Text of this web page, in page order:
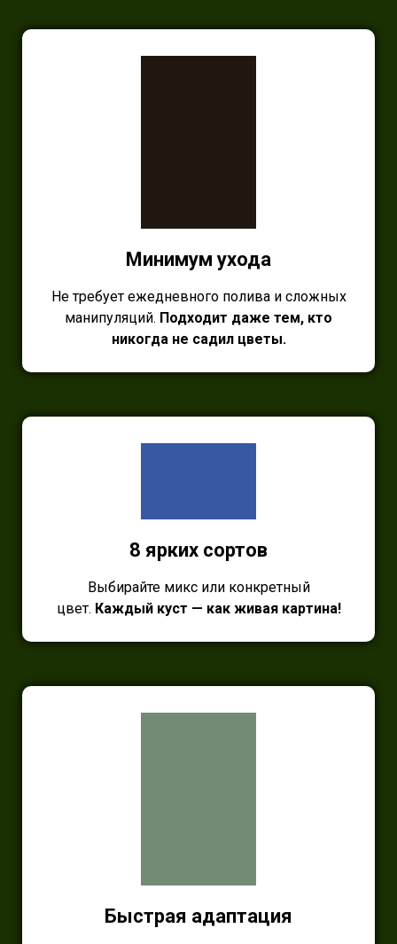
Минимум ухода
Не требует ежедневного полива и сложных
манипуляций. Подходит даже тем, кто
никогда не садил цветы.
8 ярких сортов
Выбирайте микс или конкретный
цвет. Каждый куст — как живая картина!
Быстрая адаптация